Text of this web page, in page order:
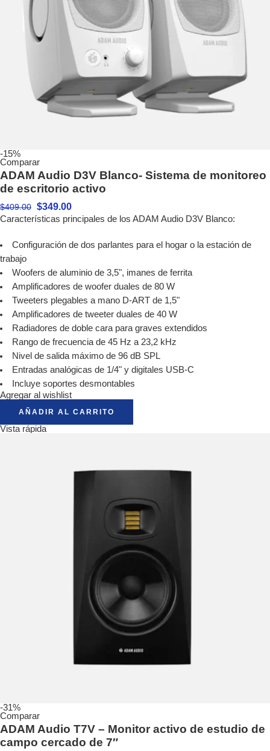
-15%
Comparar
ADAM Audio D3V Blanco- Sistema de monitoreo
de escritorio activo
$409.00 $349.00
Características principales de los ADAM Audio D3V Blanco:
Configuración de dos parlantes para el hogar o la estación de
trabajo
Woofers de aluminio de 3,5", imanes de ferrita
Amplificadores de woofer duales de 80 W
Tweeters plegables a mano D-ART de 1,5"
Amplificadores de tweeter duales de 40 W
Radiadores de doble cara para graves extendidos
Rango de frecuencia de 45 Hz a 23,2 kHz
Nivel de salida máximo de 96 dB SPL
Entradas analógicas de 1/4" y digitales USB-C
Incluye soportes desmontables
Agregar al wishlist
AÑADIR AL CARRITO
Vista rápida
-31%
Comparar
ADAM Audio T7V – Monitor activo de estudio de
campo cercado de 7″